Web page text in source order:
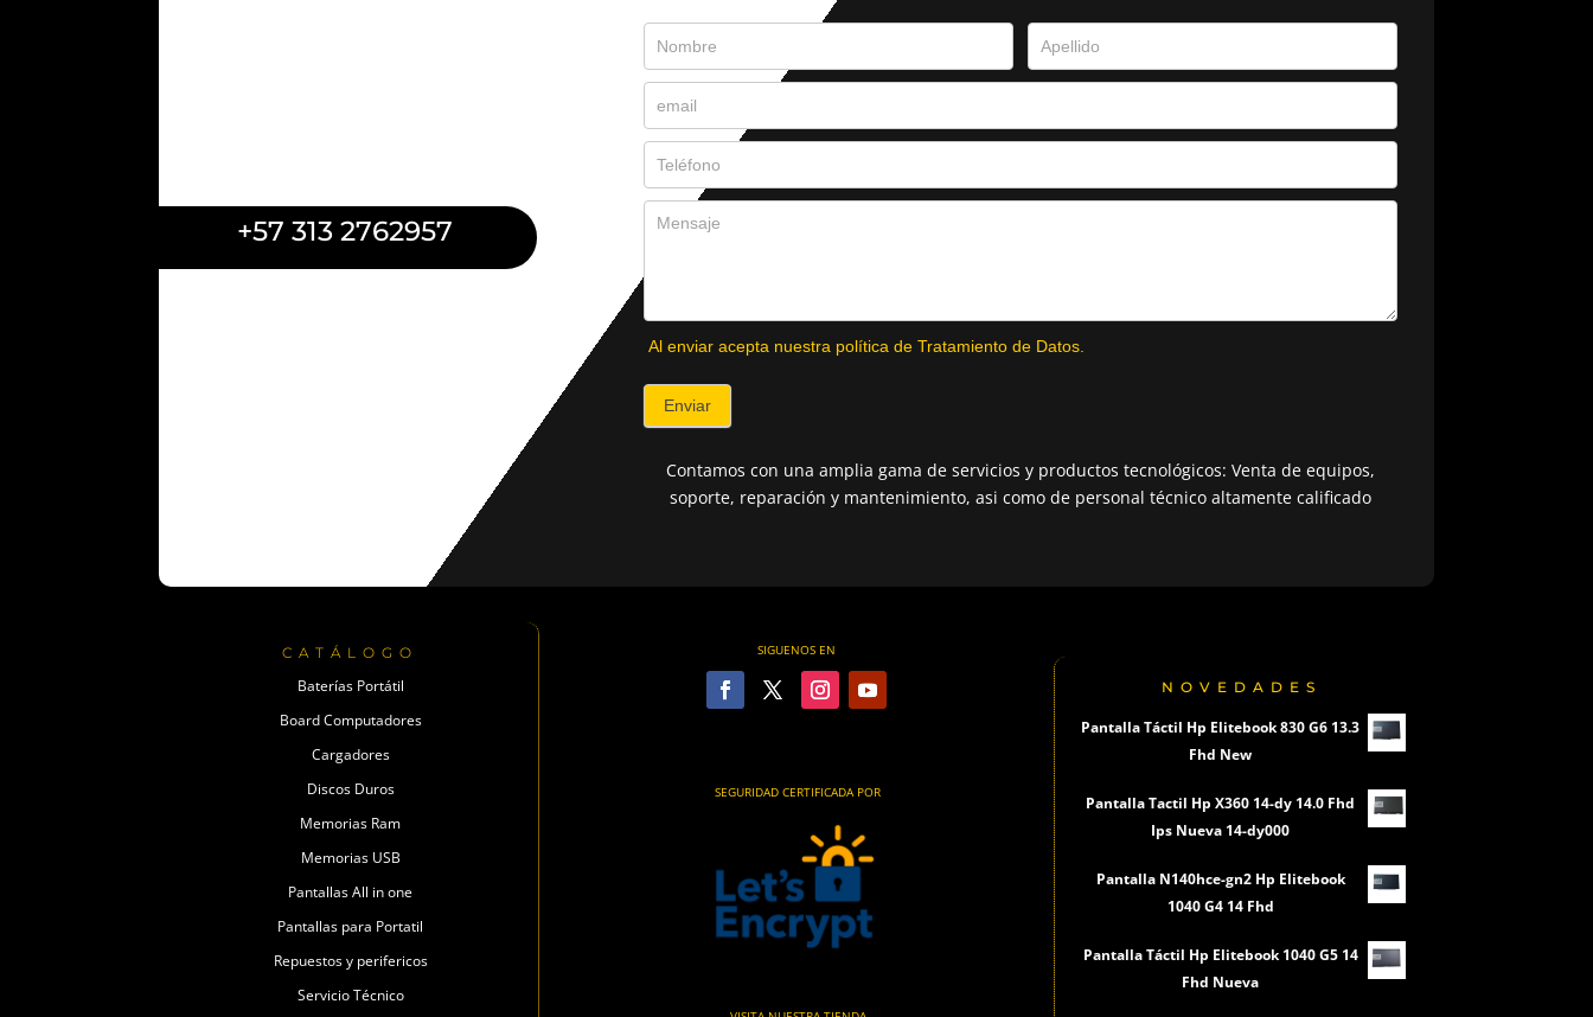
+57 313 2762957
Al enviar acepta nuestra política de Tratamiento de Datos.
Enviar
Contamos con una amplia gama de servicios y productos tecnológicos: Venta de equipos,
soporte, reparación y mantenimiento, asi como de personal técnico altamente calificado
CATÁLOGO
Baterías Portátil
Board Computadores
Cargadores
Discos Duros
Memorias Ram
Memorias USB
Pantallas All in one
Pantallas para Portatil
Repuestos y perifericos
Servicio Técnico
SIGUENOS EN
SEGURIDAD CERTIFICADA POR
NOVEDADES
Pantalla Táctil Hp Elitebook 830 G6 13.3
Fhd New
Pantalla Tactil Hp X360 14-dy 14.0 Fhd
Ips Nueva 14-dy000
Pantalla N140hce-gn2 Hp Elitebook
1040 G4 14 Fhd
Pantalla Táctil Hp Elitebook 1040 G5 14
Fhd Nueva